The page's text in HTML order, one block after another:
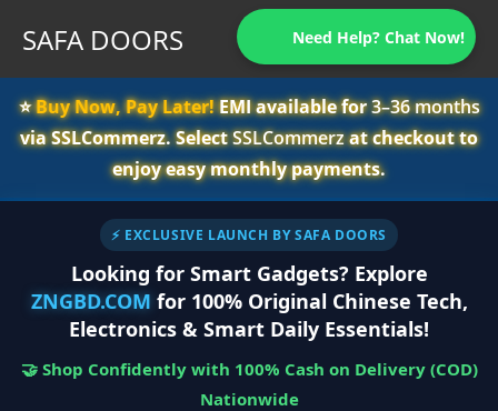
SAFA DOORS Need Help? Chat Now!
⭐️Buy Now, Pay Later!EMI available for3–36 months
via SSLCommerz. SelectSSLCommerzat checkout to
enjoy easy monthly payments.
⚡ EXCLUSIVE LAUNCH BY SAFA DOORS
Looking for Smart Gadgets? Explore
ZNGBD.COM for 100% Original Chinese Tech,
Electronics & Smart Daily Essentials!
🤝 Shop Confidently with 100% Cash on Delivery (COD)
Nationwide